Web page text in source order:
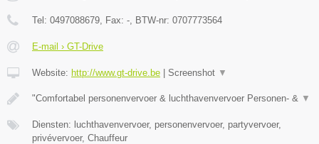
Tel: 0497088679 , Fax: - , BTW-nr: 0707773564
E-mail › GT-Drive
Website: http://www.gt-drive.be Screenshot ▼
"Comfortabel personenvervoer & luchthavenvervoer Personen- & ▼
Diensten: luchthavenvervoer, personenvervoer, partyvervoer,
privévervoer, Chauffeur